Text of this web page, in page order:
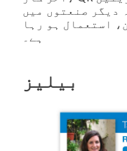
دیگر صنعتوں میں
استعمال ہو رہا
ہے۔
بیلیز